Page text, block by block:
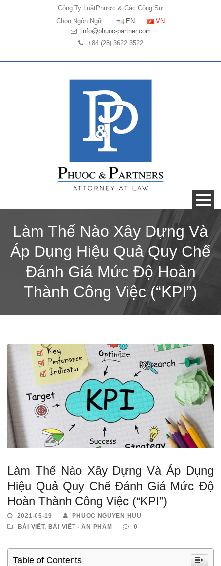
Công Ty LuậtPhước & Các Cộng Sự
Chọn Ngôn Ngữ:
EN
VN
info@phuoc-partner.com
+84 (28) 3622 3522
Làm Thế Nào Xây Dựng Và
Áp Dụng Hiệu Quả Quy Chế
Đánh Giá Mức Độ Hoàn
Thành Công Việc (“KPI”)
Làm Thế Nào Xây Dựng Và Áp Dụng
Hiệu Quả Quy Chế Đánh Giá Mức Độ
Hoàn Thành Công Việc (“KPI”)
2021-05-19
PHUOC NGUYEN HUU
BÀI VIẾT, BÀI VIẾT - ẤN PHẨM 0
Table of Contents